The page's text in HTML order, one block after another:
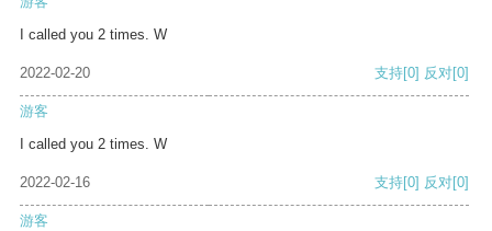
I called you 2 times. W
2022-02-20 支持[0] 反对[0]
游客
I called you 2 times. W
2022-02-16 支持[0] 反对[0]
游客